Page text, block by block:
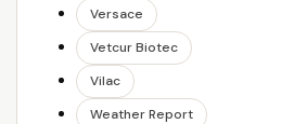
Versace
Vetcur Biotec
Vilac
Weather Report